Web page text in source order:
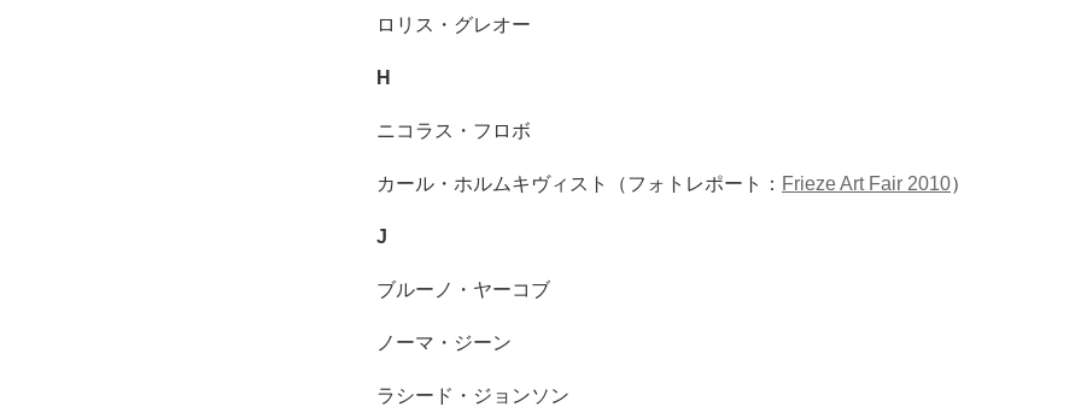
ロリス・グレオー
H
ニコラス・フロボ
カール・ホルムキヴィスト（フォトレポート： Frieze Art Fair 2010）
J
ブルーノ・ヤーコブ
ノーマ・ジーン
ラシード・ジョンソン